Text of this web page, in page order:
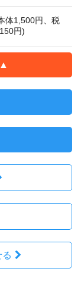
体1,500円、税
150円)